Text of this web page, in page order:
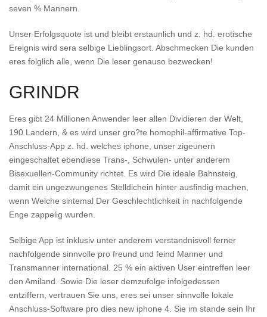
seven % Mannern.
Unser Erfolgsquote ist und bleibt erstaunlich und z. hd. erotische
Ereignis wird sera selbige Lieblingsort. Abschmecken Die kunden
eres folglich alle, wenn Die leser genauso bezwecken!
GRINDR
Eres gibt 24 Millionen Anwender leer allen Dividieren der Welt,
190 Landern, & es wird unser gro?te homophil-affirmative Top-
Anschluss-App z. hd. welches iphone, unser zigeunern
eingeschaltet ebendiese Trans-, Schwulen- unter anderem
Bisexuellen-Community richtet. Es wird Die ideale Bahnsteig,
damit ein ungezwungenes Stelldichein hinter ausfindig machen,
wenn Welche sintemal Der Geschlechtlichkeit in nachfolgende
Enge zappelig wurden.
Selbige App ist inklusiv unter anderem verstandnisvoll ferner
nachfolgende sinnvolle pro freund und feind Manner und
Transmanner international. 25 % ein aktiven User eintreffen leer
den Amiland. Sowie Die leser demzufolge infolgedessen
entziffern, vertrauen Sie uns, eres sei unser sinnvolle lokale
Anschluss-Software pro dies new iphone 4. Sie im stande sein Ihr